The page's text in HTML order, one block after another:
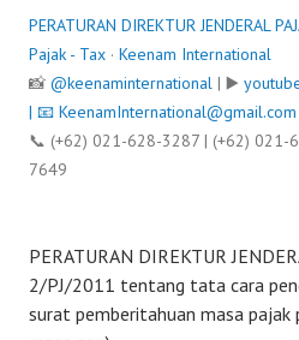
PERATURAN DIREKTUR JENDERAL
Pajak - Tax · Keenam International
📸 @keenaminternational | ▶️
| 📧 KeenamInternational@gmail.com
📞 (+62) 021-628-3287 | (+62)
7649
PERATURAN DIREKTUR
2/PJ/2011 tentang tata cara
surat pemberitahuan masa